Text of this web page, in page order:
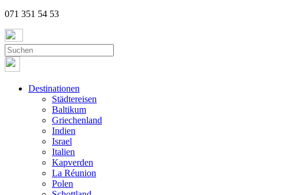
071 351 54 53
Destinationen
Städtereisen
Baltikum
Griechenland
Indien
Israel
Italien
Kapverden
La Réunion
Polen